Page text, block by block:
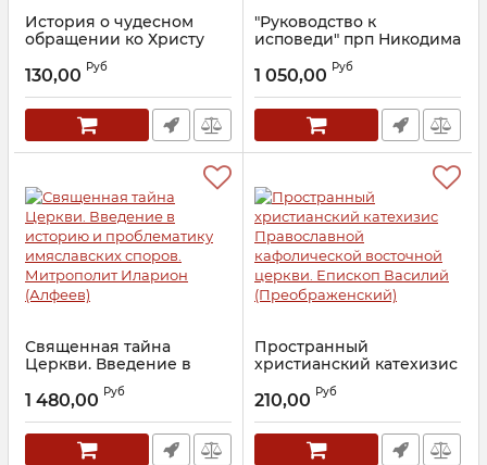
История о чудесном
обращении ко Христу
еврейского раввина
Исаака. Амврази Н.
Артикул: 19377
130,00 Руб
"Руководство к
исповеди" прп Никодима
Святогорца и латинская
богословская традиция
Протоиерей Василий
Петров
1 050,00 Руб
Священная тайна
Церкви. Введение в
проблематику
Митрополит Иларион
(Алфеев)
1 480,00 Руб
Пространный
христианский катехизис
Православной
кафолической
Епископ Василий
(Преображенский)
210,00 Руб